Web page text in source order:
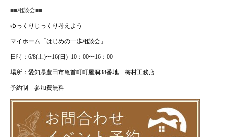
■■相談会■■
ゆっくりじっくり考えよう
マイホーム「はじめの一歩相談会」
日時： 6/8(土)〜16(日 ) 10 ： 00〜16 ： 00
場所：愛知県豊田市亀首町町屋洞38番地 梅村工務店
予約制 参加費無料